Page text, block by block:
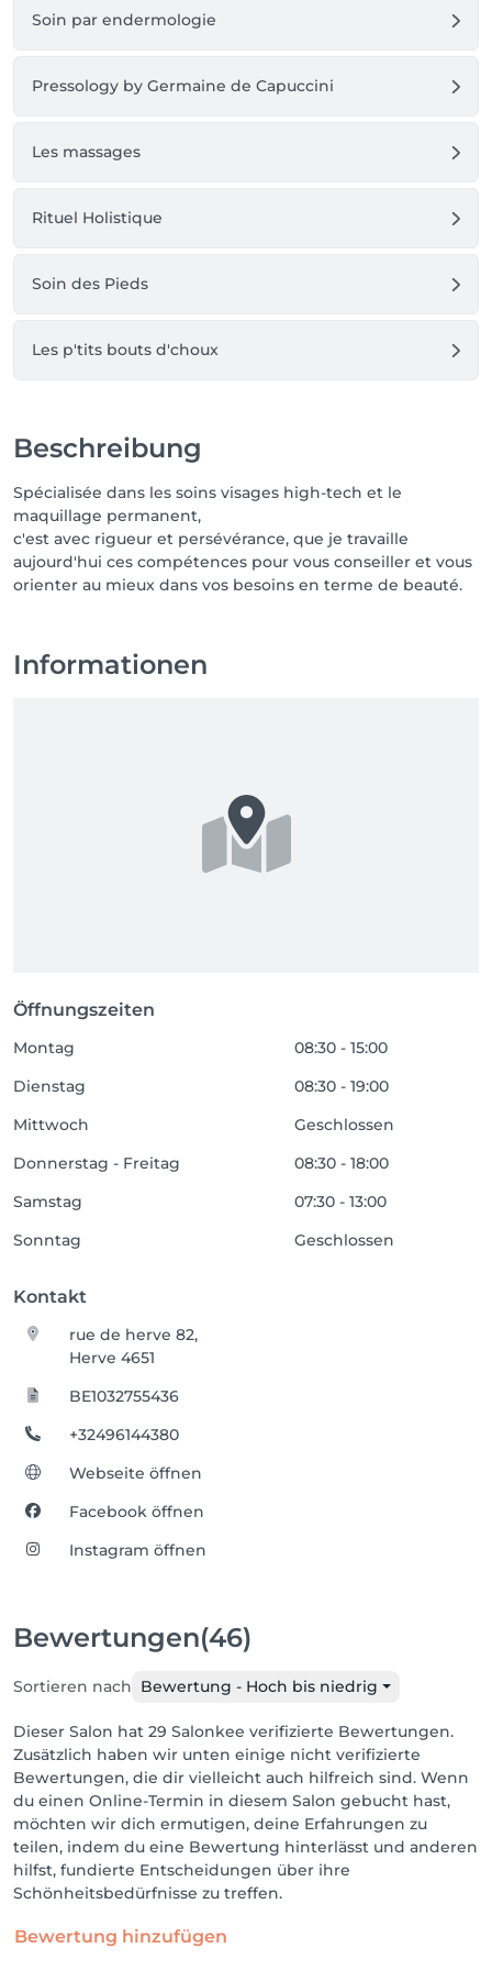
Céline
Soin par endermologie
Pressology by Germaine de Capuccini
Les massages
Rituel Holistique
Soin des Pieds
Les p'tits bouts d'choux
Beschreibung
Spécialisée dans les soins visages high-tech et le
maquillage permanent,
c'est avec rigueur et persévérance, que je travaille
aujourd'hui ces compétences pour vous conseiller et vous
orienter au mieux dans vos besoins en terme de beauté.
Informationen
Öffnungszeiten
Montag
08:30 - 15:00
Dienstag
08:30 - 19:00
Mittwoch
Geschlossen
Donnerstag - Freitag
08:30 - 18:00
Samstag
07:30 - 13:00
Sonntag
Geschlossen
Kontakt
rue de herve 82,
Herve 4651
BE1032755436
+32496144380
Webseite öffnen
Facebook öffnen
Instagram öffnen
Bewertungen(46)
Sortieren nach Bewertung - Hoch bis niedrig
Dieser Salon hat 29 Salonkee verifizierte Bewertungen.
Zusätzlich haben wir unten einige nicht verifizierte
Bewertungen, die dir vielleicht auch hilfreich sind. Wenn
du einen Online-Termin in diesem Salon gebucht hast,
möchten wir dich ermutigen, deine Erfahrungen zu
teilen, indem du eine Bewertung hinterlässt und anderen
hilfst, fundierte Entscheidungen über ihre
Schönheitsbedürfnisse zu treffen.
Bewertung hinzufügen